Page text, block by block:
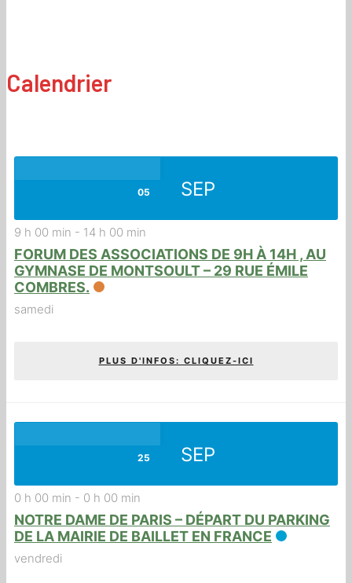
Calendrier
05 SEP
9 h 00 min - 14 h 00 min
FORUM DES ASSOCIATIONS DE 9H À 14H , AU
GYMNASE DE MONTSOULT – 29 RUE ÉMILE
COMBRES.
samedi
PLUS D'INFOS: CLIQUEZ-ICI
25 SEP
0 h 00 min - 0 h 00 min
NOTRE DAME DE PARIS – DÉPART DU PARKING
DE LA MAIRIE DE BAILLET EN FRANCE
vendredi